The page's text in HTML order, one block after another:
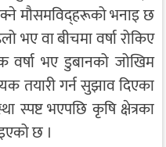
मौसमविद्हरूको भनाइ छ
भए वा बीचमा वर्षा रोकिए
वर्षा भए डुबानको जोखिम
तयारी गर्न सुझाव दिएका
भएपछि कृषि क्षेत्रका
छ ।